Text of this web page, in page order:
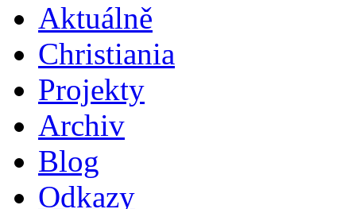
Aktuálně
Christiania
Projekty
Archiv
Blog
Odkazy